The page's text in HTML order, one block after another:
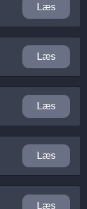
Læs
Læs
Læs
Læs
Læs